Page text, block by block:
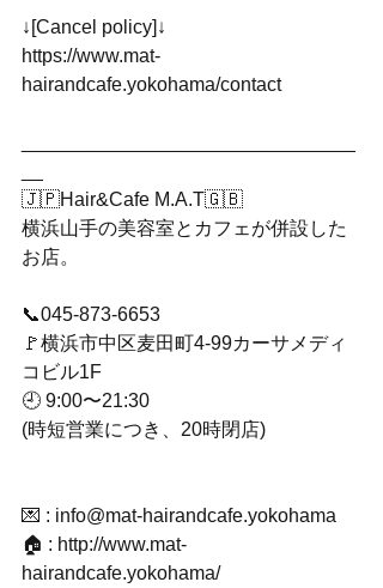
↓[Cancel policy]↓
https://www.mat-
hairandcafe.yokohama/contact
🇯🇵Hair&Cafe M.A.T🇬🇧
横浜山手の美容室とカフェが併設した
お店。
📞045-873-6653
🚩横浜市中区麦田町4-99カーサメディ
コビル1F
🕘 9:00〜21:30
(時短営業につき、20時閉店)
💌 : info@mat-hairandcafe.yokohama
🏠 : http://www.mat-
hairandcafe.yokohama/